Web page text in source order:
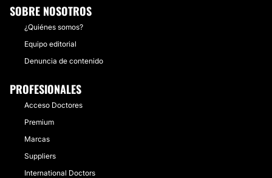
SOBRE NOSOTROS
¿Quiénes somos?
Equipo editorial
Denuncia de contenido
PROFESIONALES
Acceso Doctores
Premium
Marcas
Suppliers
International Doctors